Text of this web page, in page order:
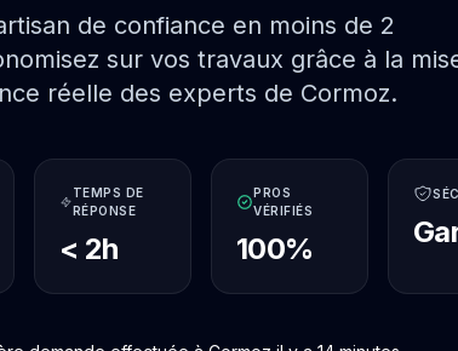
de confiance en moins de 2
sur vos travaux grâce à la
réelle des experts de Cormoz.
TEMPS DE
RÉPONSE
< 2h
PROS
VÉRIFIÉS
100%